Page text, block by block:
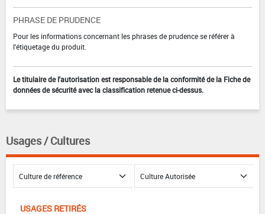
PHRASE DE PRUDENCE
Pour les informations concernant les phrases de prudence se référer à
l'étiquetage du produit.
Le titulaire de l'autorisation est responsable de la conformité de la Fiche de
données de sécurité avec la classification retenue ci-dessus.
Usages / Cultures
USAGES RETIRÉS